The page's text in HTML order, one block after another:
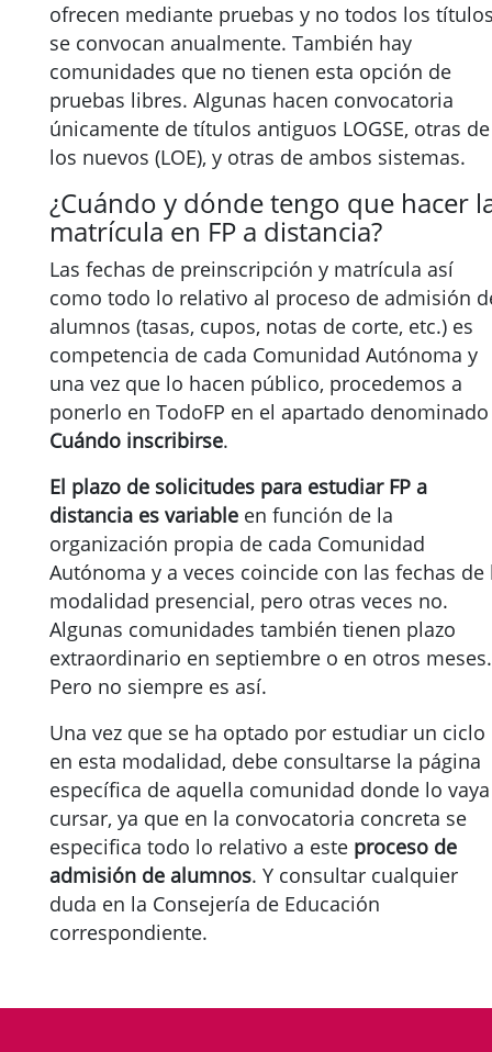
ofrecen mediante pruebas y no todos los
se convocan anualmente. También hay
comunidades que no tienen esta opción de
pruebas libres. Algunas hacen convocatoria
únicamente de títulos antiguos LOGSE, otras de
los nuevos (LOE), y otras de ambos sistemas.
¿Cuándo y dónde tengo que hacer
matrícula en FP a distancia?
Las fechas de preinscripción y matrícula así
como todo lo relativo al proceso de admisión
alumnos (tasas, cupos, notas de corte, etc.) es
competencia de cada Comunidad Autónoma y
una vez que lo hacen público, procedemos a
ponerlo en TodoFP en el apartado denominado
Cuándo inscribirse.
El plazo de solicitudes para estudiar FP a
distancia es variable en función de la
organización propia de cada Comunidad
Autónoma y a veces coincide con las fechas de
modalidad presencial, pero otras veces no.
Algunas comunidades también tienen plazo
extraordinario en septiembre o en otros meses.
Pero no siempre es así.
Una vez que se ha optado por estudiar un ciclo
en esta modalidad, debe consultarse la página
específica de aquella comunidad donde lo
cursar, ya que en la convocatoria concreta se
especifica todo lo relativo a este proceso de
admisión de alumnos. Y consultar cualquier
duda en la Consejería de Educación
correspondiente.